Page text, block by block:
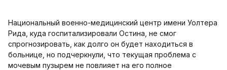
Национальный военно-медицинский центр имени Уолтера
Рида, куда госпитализировали Остина, не смог
спрогнозировать, как долго он будет находиться в
больнице, но подчеркнули, что текущая проблема с
мочевым пузырем не повлияет на его полное